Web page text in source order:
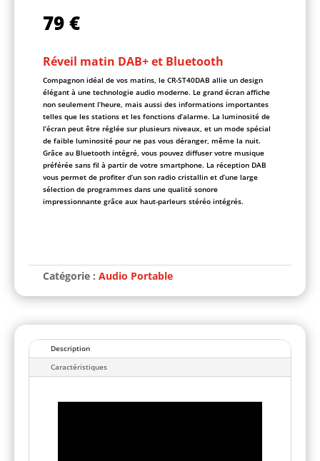
79€
Réveil matin DAB+ et Bluetooth
Compagnon idéal de vos matins, le CR-ST40DAB allie un design
élégant à une technologie audio moderne. Le grand écran affiche
non seulement l’heure, mais aussi des informations importantes
telles que les stations et les fonctions d’alarme. La luminosité de
l’écran peut être réglée sur plusieurs niveaux, et un mode spécial
de faible luminosité pour ne pas vous déranger, même la nuit.
Grâce au Bluetooth intégré, vous pouvez diffuser votre musique
préférée sans fil à partir de votre smartphone. La réception DAB
vous permet de profiter d’un son radio cristallin et d’une large
sélection de programmes dans une qualité sonore
impressionnante grâce aux haut-parleurs stéréo intégrés.
t
e
t
i
:
Catégorie : Audio Portable
Description
Caractéristiques